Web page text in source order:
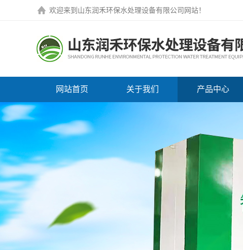
欢迎来到 山东润禾环保水处理设备有限公司网站！
网站首页 关于我们 产品中心